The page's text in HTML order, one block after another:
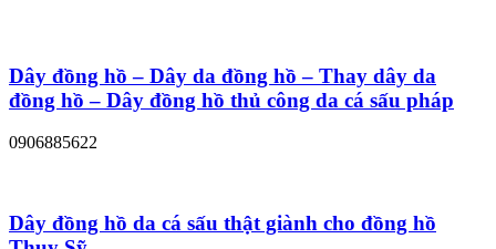
Dây đồng hồ – Dây da đồng hồ – Thay dây da
đồng hồ – Dây đồng hồ thủ công da cá sấu pháp
0906885622
Dây đồng hồ da cá sấu thật giành cho đồng hồ